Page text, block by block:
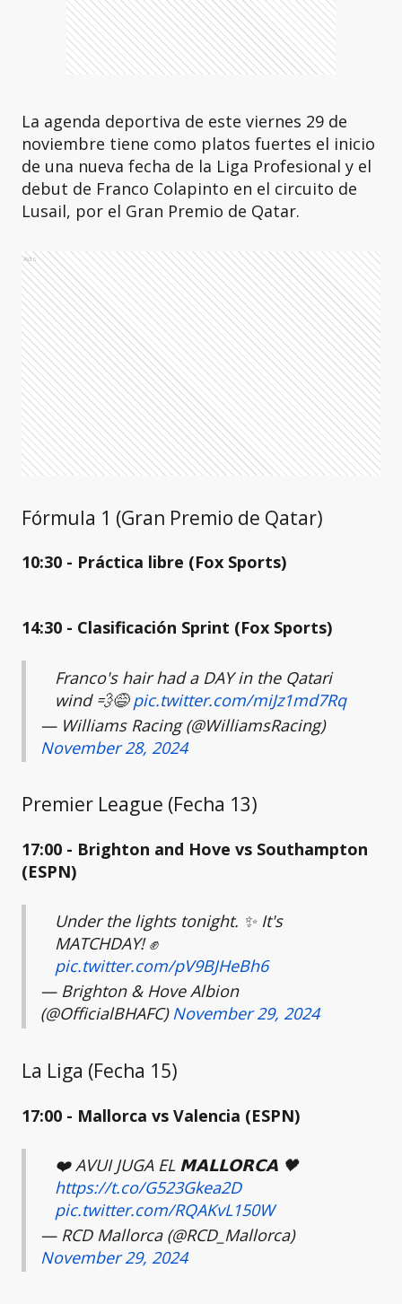
La agenda deportiva de este viernes 29 de
noviembre tiene como platos fuertes el inicio
de una nueva fecha de la Liga Profesional y el
debut de Franco Colapinto en el circuito de
Lusail, por el Gran Premio de Qatar.
Ads
Fórmula 1 (Gran Premio de Qatar)
10:30 - Práctica libre (Fox Sports)
14:30 - Clasificación Sprint (Fox Sports)
Franco's hair had a DAY in the Qatari
wind 💨😅pic.twitter.com/miJz1md7Rq
— Williams Racing (@WilliamsRacing)
November 28, 2024
Premier League (Fecha 13)
17:00 - Brighton and Hove vs Southampton
(ESPN)
Under the lights tonight. ✨ It's
MATCHDAY! ✊
pic.twitter.com/pV9BJHeBh6
— Brighton & Hove Albion
(@OfficialBHAFC)November 29, 2024
La Liga (Fecha 15)
17:00 - Mallorca vs Valencia (ESPN)
❤️ AVUI JUGA EL 𝗠𝗔𝗟𝗟𝗢𝗥𝗖𝗔 🖤
https://t.co/G523Gkea2D
pic.twitter.com/RQAKvL150W
— RCD Mallorca (@RCD_Mallorca)
November 29, 2024